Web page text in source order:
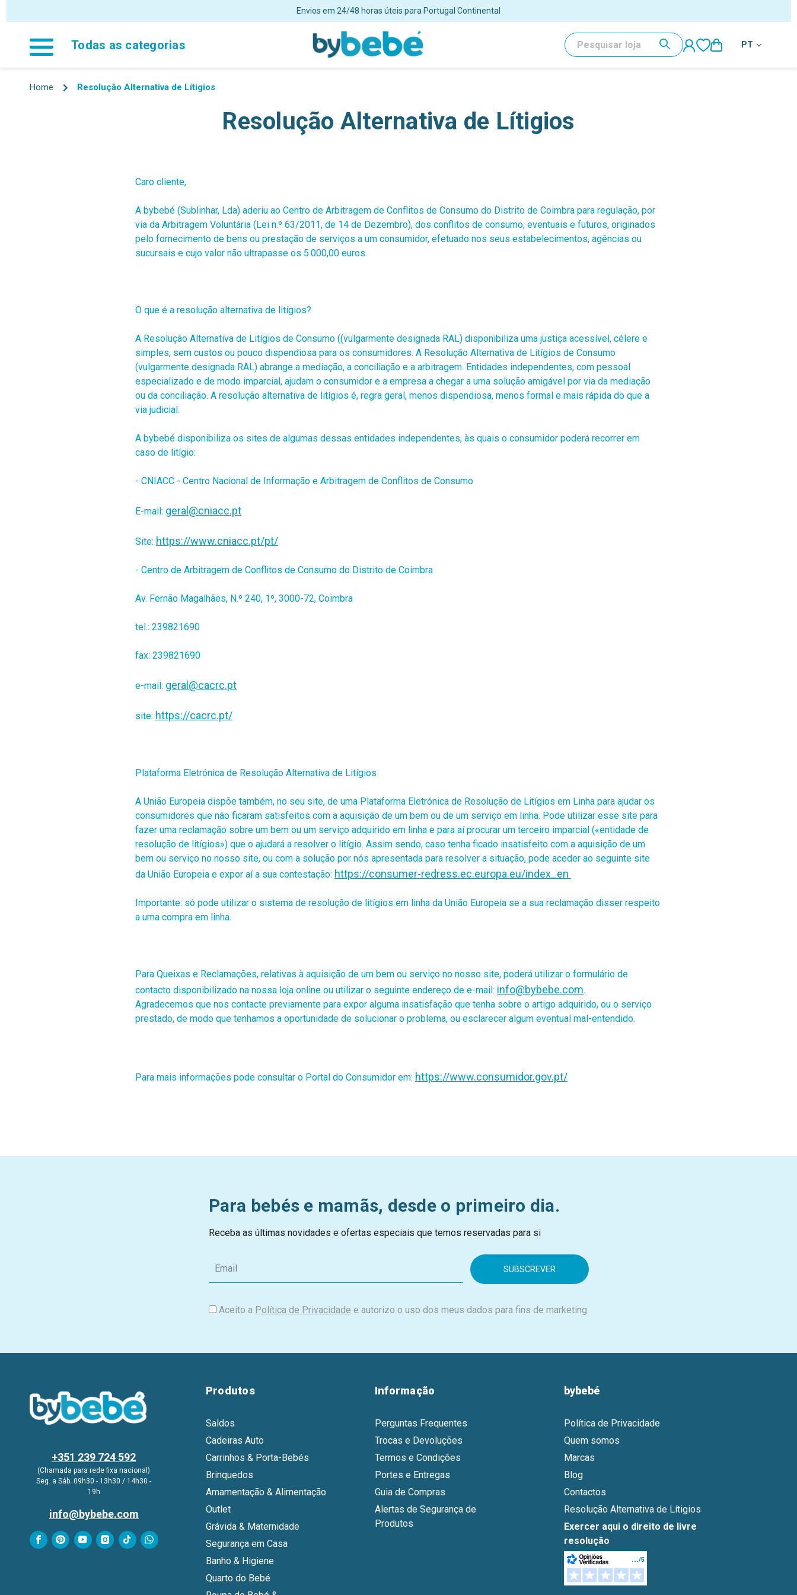
Envios em 24/48 horas úteis para Portugal Continental
Todas as categorias PESQUISAR
PT
Home Resolução Alternativa de Lítigios
Resolução Alternativa de Lítigios
Caro cliente,
A bybebé (Sublinhar, Lda) aderiu ao Centro de Arbitragem de Conflitos de Consumo do Distrito de Coimbra para regulação, por
via da Arbitragem Voluntária (Lei n.º 63/2011, de 14 de Dezembro), dos conflitos de consumo, eventuais e futuros, originados
pelo fornecimento de bens ou prestação de serviços a um consumidor, efetuado nos seus estabelecimentos, agências ou
sucursais e cujo valor não ultrapasse os 5.000,00 euros.
O que é a resolução alternativa de litígios?
A Resolução Alternativa de Litígios de Consumo ((vulgarmente designada RAL) disponibiliza uma justiça acessível, célere e
simples, sem custos ou pouco dispendiosa para os consumidores. A Resolução Alternativa de Litígios de Consumo
(vulgarmente designada RAL) abrange a mediação, a conciliação e a arbitragem. Entidades independentes, com pessoal
especializado e de modo imparcial, ajudam o consumidor e a empresa a chegar a uma solução amigável por via da mediação
ou da conciliação. A resolução alternativa de litígios é, regra geral, menos dispendiosa, menos formal e mais rápida do que a
via judicial.
A bybebé disponibiliza os sites de algumas dessas entidades independentes, às quais o consumidor poderá recorrer em
caso de litígio:
- CNIACC - Centro Nacional de Informação e Arbitragem de Conflitos de Consumo
E-mail: geral@cniacc.pt
Site: https://www.cniacc.pt/pt/
- Centro de Arbitragem de Conflitos de Consumo do Distrito de Coimbra
Av. Fernão Magalhães, N.º 240, 1º, 3000-72, Coimbra
tel.: 239821690
fax: 239821690
e-mail: geral@cacrc.pt
site: https://cacrc.pt/
Plataforma Eletrónica de Resolução Alternativa de Litígios
A União Europeia dispõe também, no seu site, de uma Plataforma Eletrónica de Resolução de Litígios em Linha para ajudar os
consumidores que não ficaram satisfeitos com a aquisição de um bem ou de um serviço em linha. Pode utilizar esse site para
fazer uma reclamação sobre um bem ou um serviço adquirido em linha e para aí procurar um terceiro imparcial («entidade de
resolução de litígios») que o ajudará a resolver o litígio. Assim sendo, caso tenha ficado insatisfeito com a aquisição de um
bem ou serviço no nosso site, ou com a solução por nós apresentada para resolver a situação, pode aceder ao seguinte site
da União Europeia e expor aí a sua contestação: https://consumer-redress.ec.europa.eu/index_en
Importante: só pode utilizar o sistema de resolução de litígios em linha da União Europeia se a sua reclamação disser respeito
a uma compra em linha.
Para Queixas e Reclamações, relativas à aquisição de um bem ou serviço no nosso site, poderá utilizar o formulário de
contacto disponibilizado na nossa loja online ou utilizar o seguinte endereço de e-mail: info@bybebe.com.
Agradecemos que nos contacte previamente para expor alguma insatisfação que tenha sobre o artigo adquirido, ou o serviço
prestado, de modo que tenhamos a oportunidade de solucionar o problema, ou esclarecer algum eventual mal-entendido.
Para mais informações pode consultar o Portal do Consumidor em: https://www.consumidor.gov.pt/
Para bebés e mamãs, desde o primeiro dia.
Receba as últimas novidades e ofertas especiais que temos reservadas para si
m
i
Aceito a Política de Privacidade e autorizo o uso dos meus dados para fins de marketing.
+351 239 724 592
(Chamada para rede fixa nacional)
Seg. a Sáb. 09h30 - 13h30 / 14h30 -
19h
info@bybebe.com
Produtos
Saldos
Cadeiras Auto
Carrinhos & Porta-Bebés
Brinquedos
Amamentação & Alimentação
Outlet
Grávida & Maternidade
Segurança em Casa
Banho & Higiene
Quarto do Bebé
Informação
Perguntas Frequentes
Trocas e Devoluções
Termos e Condições
Portes e Entregas
Guia de Compras
Alertas de Segurança de
Produtos
bybebé
Política de Privacidade
Quem somos
Marcas
Blog
Contactos
Resolução Alternativa de Lítigios
Exercer aqui o direito de livre
resolução